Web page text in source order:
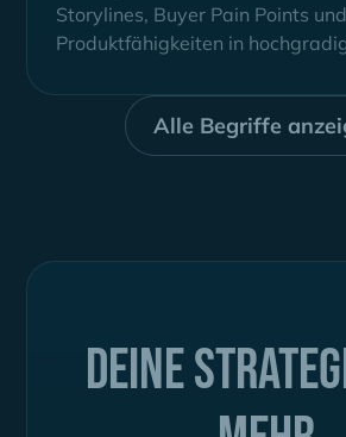
Storylines, Buyer Pain Points und
Produktfähigkeiten in
übersetzt
Alle Begriffe
Deine